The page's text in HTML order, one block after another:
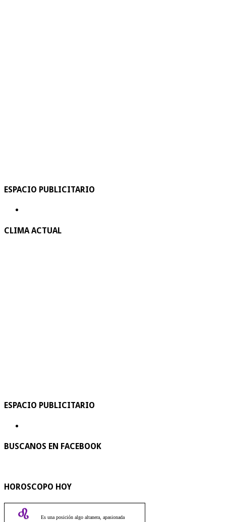
ESPACIO PUBLICITARIO
CLIMA ACTUAL
ESPACIO PUBLICITARIO
BUSCANOS EN FACEBOOK
HOROSCOPO HOY